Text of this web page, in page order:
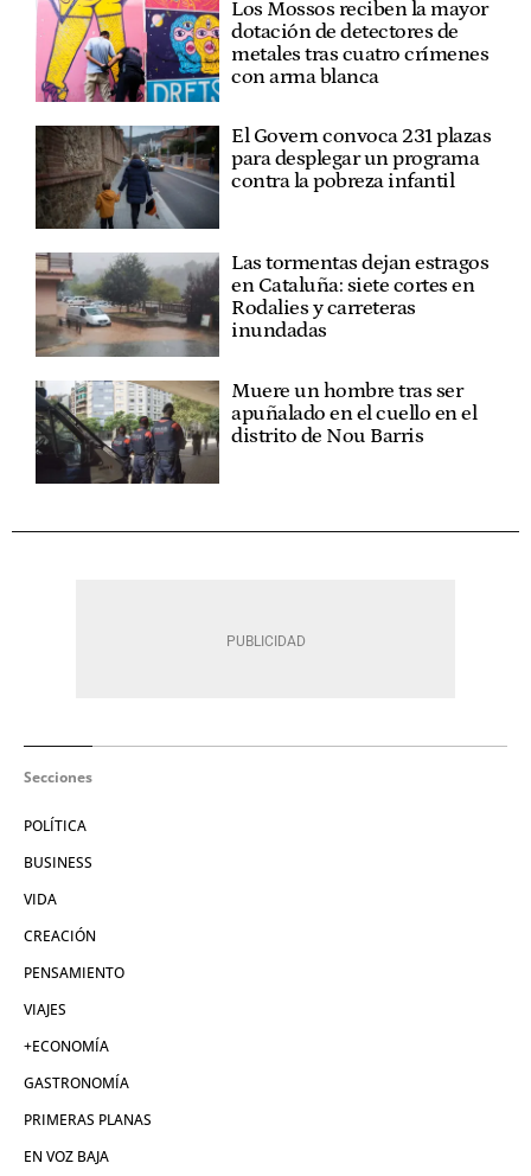
Los Mossos reciben la mayor
dotación de detectores de
metales tras cuatro crímenes
con arma blanca
El Govern convoca 231 plazas
para desplegar un programa
contra la pobreza infantil
Las tormentas dejan estragos
en Cataluña: siete cortes en
Rodalies y carreteras
inundadas
Muere un hombre tras ser
apuñalado en el cuello en el
distrito de Nou Barris
Secciones
POLÍTICA
BUSINESS
VIDA
CREACIÓN
PENSAMIENTO
VIAJES
+ECONOMÍA
GASTRONOMÍA
PRIMERAS PLANAS
EN VOZ BAJA